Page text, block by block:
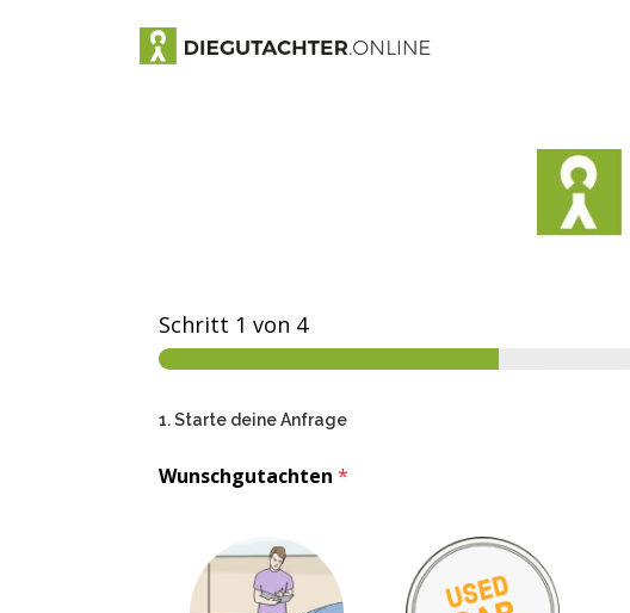
Schritt 1 von 4
1. Starte deine Anfrage
Wunschgutachten*